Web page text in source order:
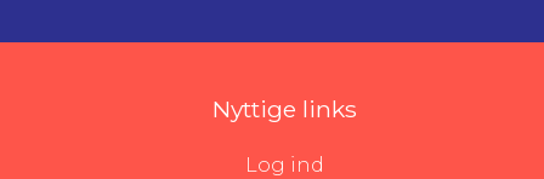
Nyttige links
Log ind